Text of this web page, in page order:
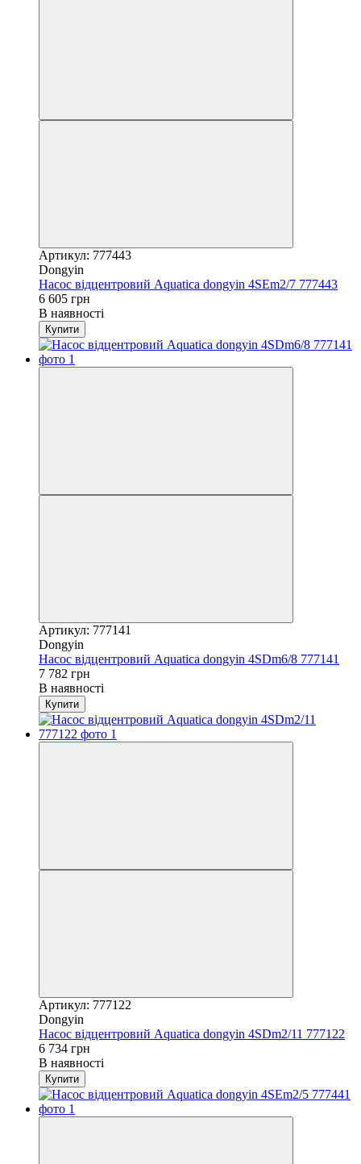
Артикул: 777443
Dongyin
Насос відцентровий Aquatica dongyin 4SEm2/7 777443
6 605 грн
В наявності
Купити
Артикул: 777141
Dongyin
Насос відцентровий Aquatica dongyin 4SDm6/8 777141
7 782 грн
В наявності
Купити
Артикул: 777122
Dongyin
Насос відцентровий Aquatica dongyin 4SDm2/11 777122
6 734 грн
В наявності
Купити